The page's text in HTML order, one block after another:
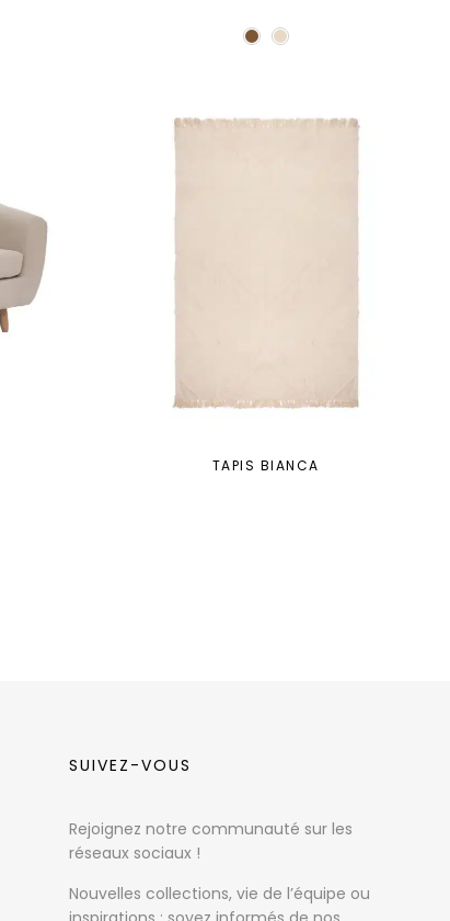
TAPIS BIANCA
SUIVEZ-VOUS
Rejoignez notre communauté sur les
réseaux sociaux !
Nouvelles collections, vie de l’équipe ou